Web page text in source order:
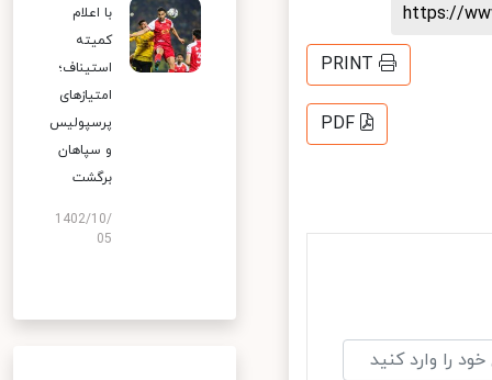
https://
PRINT
PDF
با اعلام
کمیته
استیناف؛
امتیازهای
پرسپولیس
و سپاهان
برگشت
1402/10/
05